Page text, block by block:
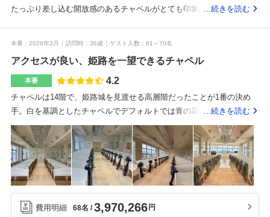
たっぷり差し込む開放感のあるチャペルがとても印象的でした。白を
窓からは光がしっかり入り、時間帯によって雰囲気の変化も楽しめそ
うだと感じました。設備面も整っており、バージンロードの長さやゲ
ストの座席配置もバランスが良く、どの位置からでもしっかりと式の
様子を見ることができる点も安心できました。全体として、開放感と
していて天井も高く、開放感のある落ち着いた雰囲気がとても印象的
でした。会場全体の色合いも上品で統一されており、どんなコーディ
ネートにも合わせやすいと感じました。会場内には大型スクリーンが
設置されており、映像演出も十分に楽しめる設備が整っていました。
としてゲストにも楽しんでもらえると感じました。会場の形もバラン
…続きを読む
本番 2026年3月 訪問時 36歳 ゲスト人数 61～70名
アクセスが良い、姫路を一望できるチャペル
本番 4.2
チャペルは14階で、姫路城を見渡せる高層階だったことが1番の決め
手。白を基調としたチャペルでデフォルトでは青の花がバージンロー
ド側に飾られるが自分たちで色の変更は可能。ネームプレートをふた
りで打ち込む作業はとても良かったし、将来プレートが残るので結婚
記念日などに見にこれるのは良いと思う。披露宴会場は70ー100名規模
の部屋とその隣に同じサイズの会場があり、2つの部屋をぶち抜きで繋
げられるので200名以上でも対応可能だと思う。(当方は68名)ホテルに
しては珍しく階段がある。ホテル挙式を意識して建てられたのだと言
っていた。当方が挙式した会場(ルツェルナ)は床の色が赤基調であり変
…続きを読む
費用明細 68名 3,970,266 円